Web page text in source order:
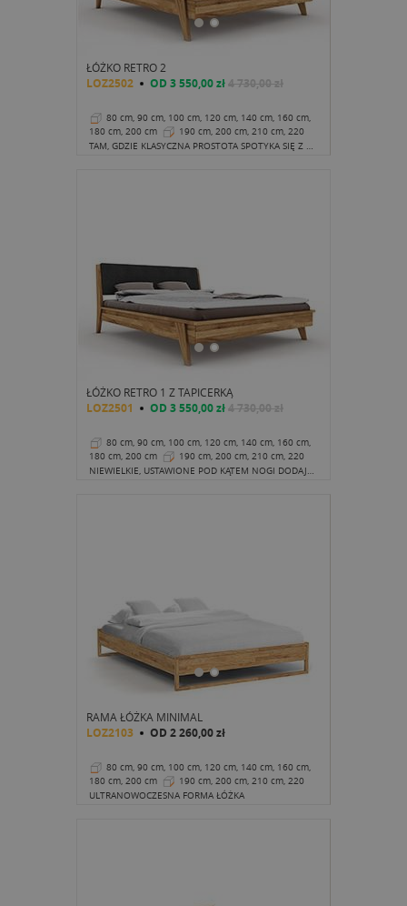
ŁÓŻKO RETRO 2
LOZ2502 OD 3 550,00 zł4 730,00 zł
80 cm, 90 cm, 100 cm, 120 cm, 140 cm, 160 cm,
180 cm, 200 cm
190 cm, 200 cm, 210 cm, 220
cm
35 cm TAM, GDZIE KLASYCZNA PROSTOTA SPOTYKA SIĘ Z WYSZUKANYMI KSZTAŁTAMI I WZORAMI, TAM CZĘSTO POJAWIA SIĘ KLIMAT RETRO.
ŁÓŻKO RETRO 1 Z TAPICERKĄ
LOZ2501 OD 3 550,00 zł4 730,00 zł
80 cm, 90 cm, 100 cm, 120 cm, 140 cm, 160 cm,
180 cm, 200 cm
190 cm, 200 cm, 210 cm, 220
cm
35 cm NIEWIELKIE, USTAWIONE POD KĄTEM NOGI DODAJĄ SMAKU, A JEDNOCZEŚNIE UTRZYMUJĄ SOLIDNĄ KONSTRUKCJĘ RAMY ŁÓŻKA.
RAMA ŁÓŻKA MINIMAL
LOZ2103 OD 2 260,00 zł
80 cm, 90 cm, 100 cm, 120 cm, 140 cm, 160 cm,
180 cm, 200 cm
190 cm, 200 cm, 210 cm, 220
cm
32 cm
ULTRANOWOCZESNA FORMA ŁÓŻKA